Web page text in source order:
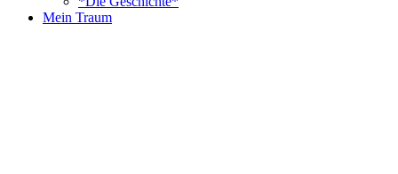
Mein Traum